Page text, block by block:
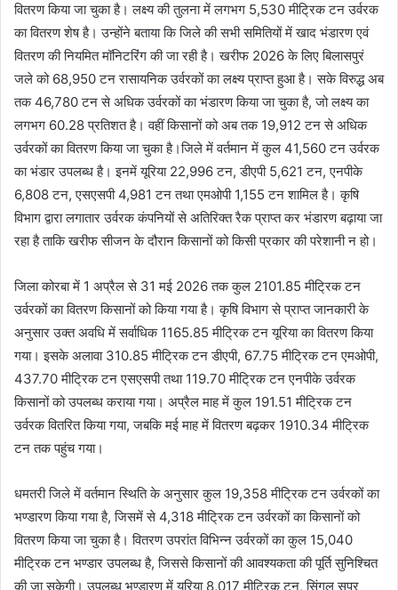
वितरण किया जा चुका है। लक्ष्य की तुलना में लगभग 5,530 मीट्रिक टन उर्वरक
का वितरण शेष है। उन्होंने बताया कि जिले की सभी समितियों में खाद भंडारण एवं
वितरण की नियमित मॉनिटरिंग की जा रही है। खरीफ 2026 के लिए बिलासपुरं
जले को 68,950 टन रासायनिक उर्वरकों का लक्ष्य प्राप्त हुआ है। सके विरुद्ध अब
तक 46,780 टन से अधिक उर्वरकों का भंडारण किया जा चुका है, जो लक्ष्य का
लगभग 60.28 प्रतिशत है। वहीं किसानों को अब तक 19,912 टन से अधिक
उर्वरकों का वितरण किया जा चुका है।जिले में वर्तमान में कुल 41,560 टन उर्वरक
का भंडार उपलब्ध है। इनमें यूरिया 22,996 टन, डीएपी 5,621 टन, एनपीके
6,808 टन, एसएसपी 4,981 टन तथा एमओपी 1,155 टन शामिल है। कृषि
विभाग द्वारा लगातार उर्वरक कंपनियों से अतिरिक्त रैक प्राप्त कर भंडारण बढ़ाया जा
रहा है ताकि खरीफ सीजन के दौरान किसानों को किसी प्रकार की परेशानी न हो।
जिला कोरबा में 1 अप्रैल से 31 मई 2026 तक कुल 2101.85 मीट्रिक टन
उर्वरकों का वितरण किसानों को किया गया है। कृषि विभाग से प्राप्त जानकारी के
अनुसार उक्त अवधि में सर्वाधिक 1165.85 मीट्रिक टन यूरिया का वितरण किया
गया। इसके अलावा 310.85 मीट्रिक टन डीएपी, 67.75 मीट्रिक टन एमओपी,
437.70 मीट्रिक टन एसएसपी तथा 119.70 मीट्रिक टन एनपीके उर्वरक
किसानों को उपलब्ध कराया गया। अप्रैल माह में कुल 191.51 मीट्रिक टन
उर्वरक वितरित किया गया, जबकि मई माह में वितरण बढ़कर 1910.34 मीट्रिक
टन तक पहुंच गया।
धमतरी जिले में वर्तमान स्थिति के अनुसार कुल 19,358 मीट्रिक टन उर्वरकों का
भण्डारण किया गया है, जिसमें से 4,318 मीट्रिक टन उर्वरकों का किसानों को
वितरण किया जा चुका है। वितरण उपरांत विभिन्न उर्वरकों का कुल 15,040
मीट्रिक टन भण्डार उपलब्ध है, जिससे किसानों की आवश्यकता की पूर्ति सुनिश्चित
की जा सकेगी। उपलब्ध भण्डारण में यूरिया 8,017 मीट्रिक टन, सिंगल सुपर